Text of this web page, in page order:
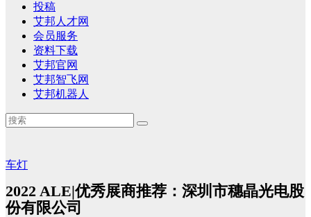
投稿
艾邦人才网
会员服务
资料下载
艾邦官网
艾邦智飞网
艾邦机器人
车灯
2022 ALE|优秀展商推荐：深圳市穗晶光电股
份有限公司